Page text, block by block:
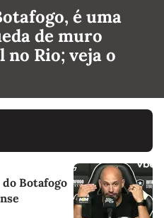
é uma
de muro
Rio; veja o
Botafogo